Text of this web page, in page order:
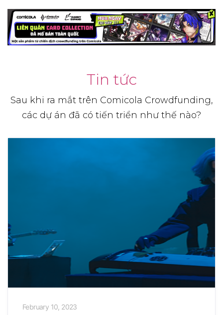
Tin tức
Sau khi ra mắt trên Comicola Crowdfunding,
các dự án đã có tiến triển như thế nào?
February 10, 2023